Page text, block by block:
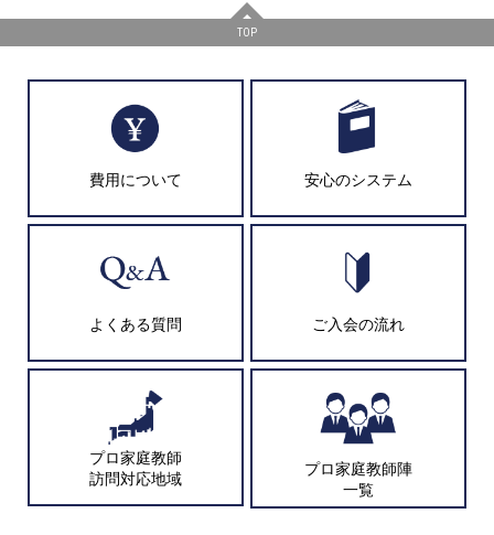
TOP
費用について 安心のシステム
よくある質問 ご入会の流れ
プロ家庭教師
訪問対応地域
プロ家庭教師陣
一覧